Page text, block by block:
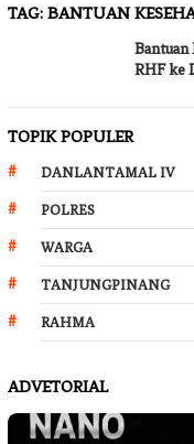
TAG: BANTUAN
Bantuan
RHF ke
TOPIK POPULER
DANLANTAMAL IV
POLRES
WARGA
TANJUNGPINANG
RAHMA
ADVETORIAL